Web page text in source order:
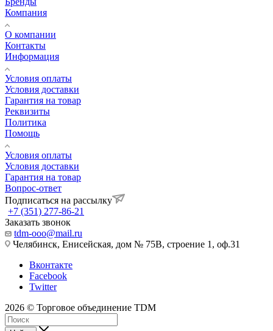
Компания
О компании
Контакты
Информация
Условия оплаты
Условия доставки
Гарантия на товар
Реквизиты
Политика
Помощь
Условия оплаты
Условия доставки
Гарантия на товар
Вопрос-ответ
Подписаться на рассылку
+7 (351) 277-86-21
Заказать звонок
tdm-ooo@mail.ru
Челябинск, Енисейская, дом № 75В, строение 1, оф.31
Вконтакте
Facebook
Twitter
2026 © Торговое объединение TDM